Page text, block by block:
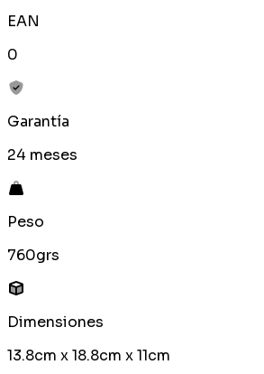
EAN
0
Garantía
24 meses
Peso
760grs
Dimensiones
13.8cm x 18.8cm x 11cm